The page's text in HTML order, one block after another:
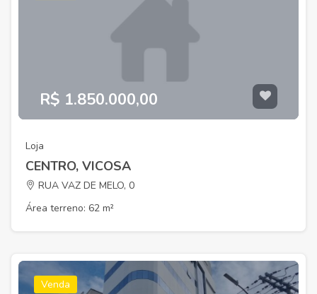
R$ 1.850.000,00
Loja
CENTRO, VICOSA
RUA VAZ DE MELO, 0
Área terreno: 62 m²
Venda